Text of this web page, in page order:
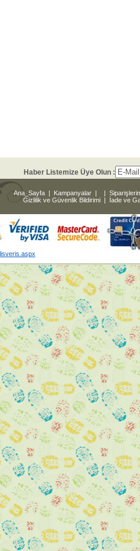
Haber Listemize Üye Olun :
Ana_Sayfa| Kampanyalar| |
Gizlilik ve Güvenlik Bildirimi | İade ve